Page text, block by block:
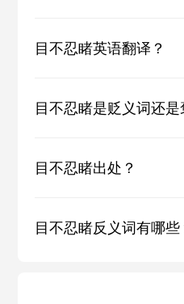
目不忍睹英语翻译？
目不忍睹是贬义词还是
目不忍睹出处？
目不忍睹反义词有哪些